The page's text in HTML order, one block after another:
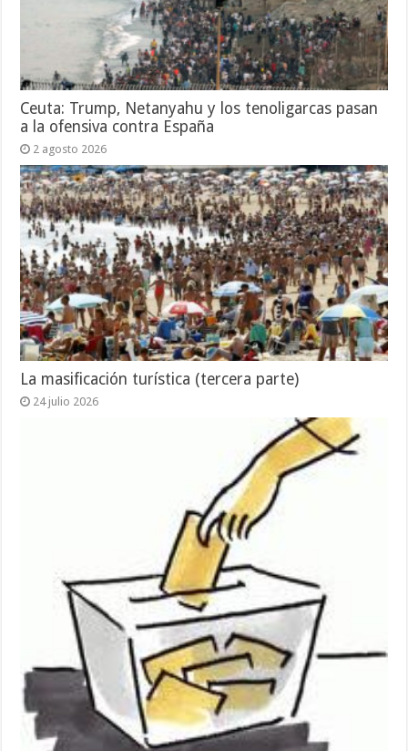
Ceuta: Trump, Netanyahu y los tenoligarcas pasan
a la ofensiva contra España
2 agosto 2026
La masificación turística (tercera parte)
24 julio 2026